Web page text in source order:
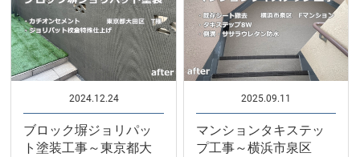
2024.12.24
ブロック塀ジョリパッ
ト塗装工事～東京都大
2025.09.11
マンションタキステッ
プ工事～横浜市泉区